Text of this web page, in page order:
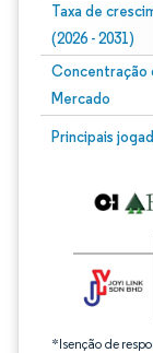
Taxa de
(2026 - 2031)
Concentração
Mercado
Principais
*Isenção de
Imagem © Mordor